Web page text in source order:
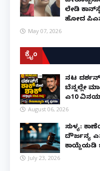
ಲೇಡಿ
ಹೋದ
May 07, 2026
ಕ್ರೈಂ
ನಟ
ಬೆನ್ನಲ್ಲೇ
ಎ10
August 06, 2026
ಸುಳ್ಯ:
ದೌರ್ಜನ್ಯ
ಕಾಯ್ದೆಯಡಿ
July 23, 2026